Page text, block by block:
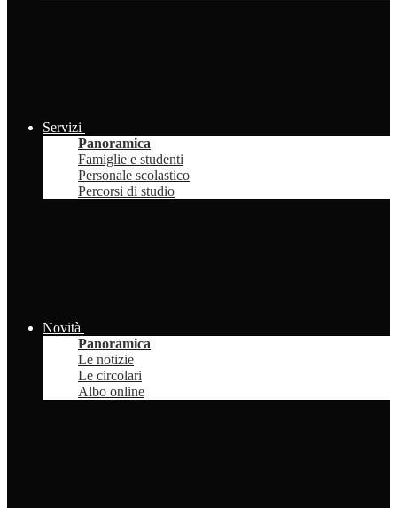
Servizi
Panoramica
Famiglie e studenti
Personale scolastico
Percorsi di studio
Novità
Panoramica
Le notizie
Le circolari
Albo online